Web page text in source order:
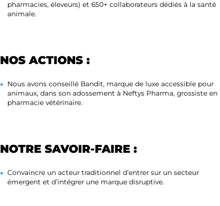
pharmacies, éleveurs) et 650+ collaborateurs dédiés à la santé
animale.
NOS ACTIONS :
Nous avons conseillé Bandit, marque de luxe accessible pour
animaux, dans son adossement à Neftys Pharma, grossiste en
pharmacie vétérinaire.
NOTRE SAVOIR-FAIRE :
Convaincre un acteur traditionnel d’entrer sur un secteur
émergent et d’intégrer une marque disruptive.